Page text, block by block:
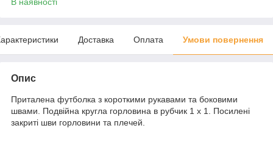
Доставка Оплата Умови повернення
Опис
Приталена футболка з короткими рукавами та боковими
швами. Подвійна кругла горловина в рубчик 1 x 1. Посилені
закриті шви горловини та плечей.